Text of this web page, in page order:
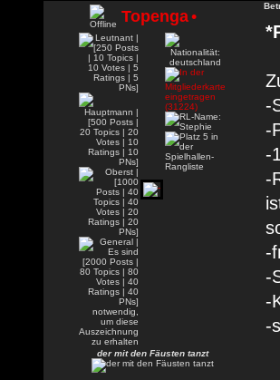
Topenga•
der mit den Fäusten tanzt
-
-
-
-
-
-
-
-